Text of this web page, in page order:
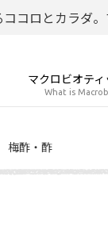
コロとカラダ
マクロビオテ
What is
梅酢・酢